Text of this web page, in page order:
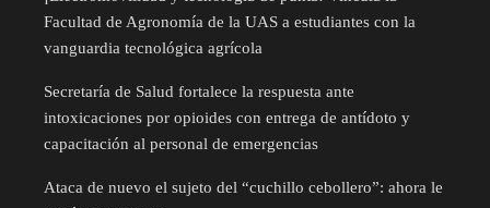
Facultad de Agronomía de la UAS a estudiantes con la
vanguardia tecnológica agrícola
Secretaría de Salud fortalece la respuesta ante
intoxicaciones por opioides con entrega de antídoto y
capacitación al personal de emergencias
Ataca de nuevo el sujeto del “cuchillo cebollero”: ahora le